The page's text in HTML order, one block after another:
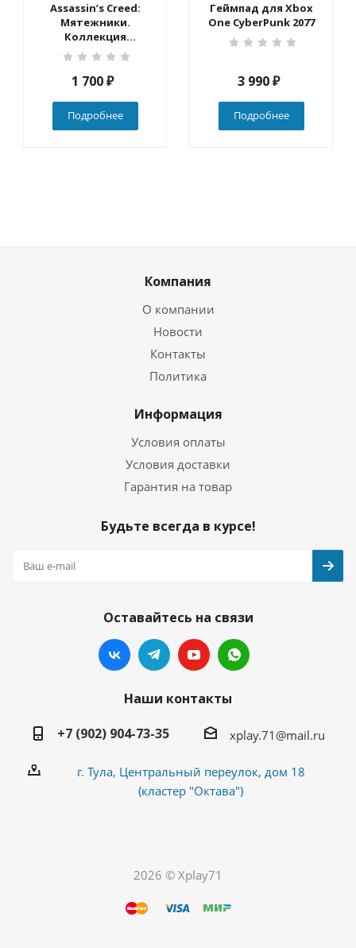
Assassin’s Creed:
Мятежники.
Коллекция
(Nintendo Switch)
1 700₽
Подробнее
Геймпад для Xbox
One CyberPunk 2077
3 990₽
Подробнее
Компания
О компании
Новости
Контакты
Политика
Информация
Условия оплаты
Условия доставки
Гарантия на товар
Будьте всегда в курсе!
Оставайтесь на связи
Наши контакты
+7 (902) 904-73-35
xplay.71@mail.ru
г. Тула, Центральный переулок, дом 18
(кластер "Октава")
2026 © Xplay71